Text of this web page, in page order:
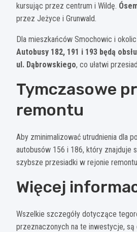
kursując przez centrum i Wildę.
przez Jeżyce i Grunwald.
Dla mieszkańców Smochowic i
Autobusy 182, 191 i 193 będą
ul. Dąbrowskiego, co ułatwi
Tymczasowe
remontu
Aby zminimalizować utrudnienia dla
autobusów 156 i 186, który znajduje
szybsze przesiadki w rejonie
Więcej
Wszelkie szczegóły dotyczące
przeznaczonych na te inwestycje, są